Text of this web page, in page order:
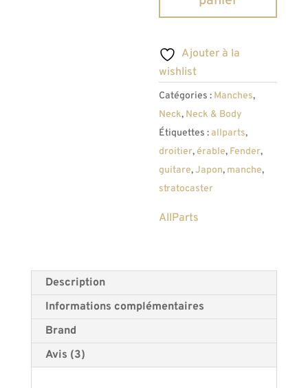
SMO
brut
touche
erable
radius
12
Ajouter à la
wishlist
Catégories : Manches,
Neck, Neck & Body
Étiquettes :allparts,
droitier,érable, Fender,
guitare,Japon, manche,
stratocaster
AllParts
Description
Informations complémentaires
Brand
Avis (3)